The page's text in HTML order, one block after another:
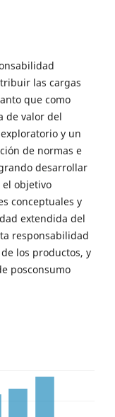
las cargas
que como
de valor del
y un
de normas e
desarrollar
objetivo
conceptuales y
extendida del
responsabilidad
los productos, y
posconsumo